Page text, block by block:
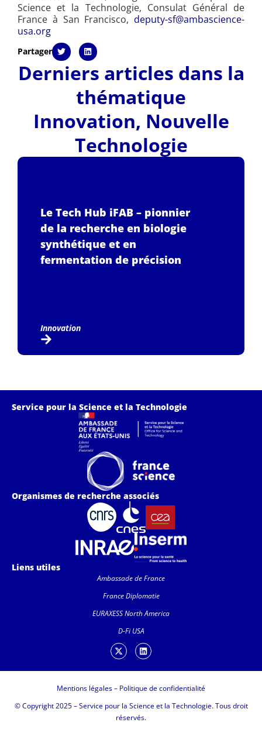
Science et la Technologie, Consulat Général de
France à San Francisco, deputy-sf@ambascience-
usa.org
Partager
Derniers articles dans la
thématique
Innovation, Nouvelle
Technologie
Le Tech Hub iFAB – pionnier
de la recherche en biologie
synthétique et en
fermentation de précision
Innovation
Service pour la Science et la Technologie
Organismes de recherche associés
Liens utiles
Ambassade de France
France Diplomatie
EURAXESS North America
D-Fi USA
Mentions légales– Politique de confidentialité
© Copyright 2025 – Service pour la Science et la Technologie. Tous droit
réservés.